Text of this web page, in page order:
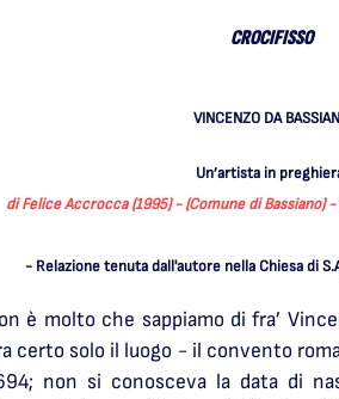
CROCIFISSO
VINCENZO DA
Un’artista in
di Felice Accrocca (1995) - (Comune di Bassiano)
- Relazione tenuta dall'autore nella Chiesa di
è molto che sappiamo di fra’
certo solo il luogo - il convento
non si conosceva la data di